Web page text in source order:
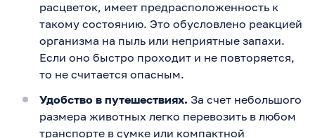
расцветок, имеет предрасположенность к
такому состоянию. Это обусловлено реакцией
организма на пыль или неприятные запахи.
Если оно быстро проходит и не повторяется,
то не считается опасным.
Удобство в путешествиях. За счет небольшого
размера животных легко перевозить в любом
транспорте в сумке или компактной